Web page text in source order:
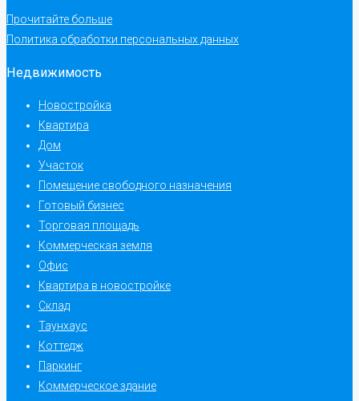
Прочитайте больше
Политика обработки персональных данных
Недвижимость
Новостройка
Квартира
Дом
Участок
Помещение свободного назначения
Готовый бизнес
Торговая площадь
Коммерческая земля
Офис
Квартира в новостройке
Склад
Таунхаус
Коттедж
Паркинг
Коммерческое здание